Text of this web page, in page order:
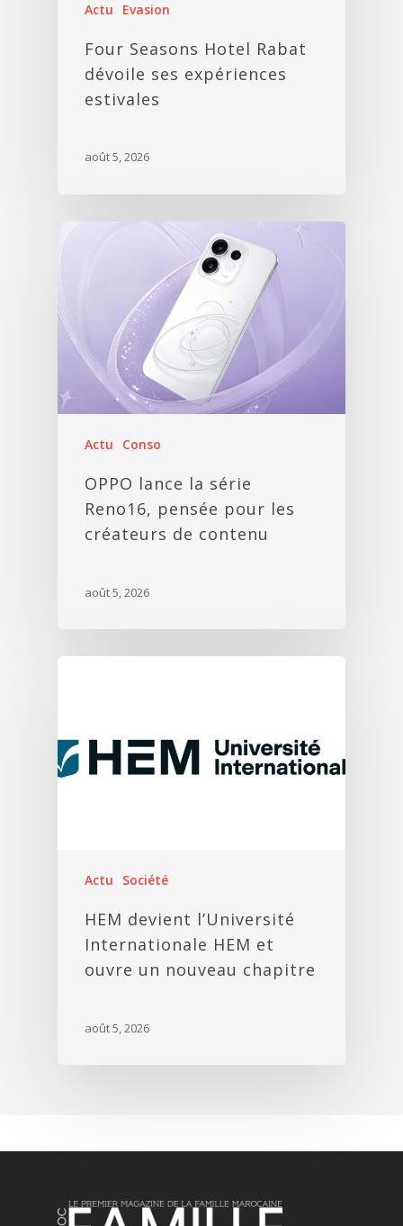
Actu Evasion
Four Seasons Hotel Rabat
dévoile ses expériences
estivales
août 5, 2026
Actu Conso
OPPO lance la série
Reno16, pensée pour les
créateurs de contenu
août 5, 2026
Actu Société
HEM devient l’Université
Internationale HEM et
ouvre un nouveau chapitre
août 5, 2026